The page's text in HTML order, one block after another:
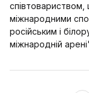
міжнародними
російським і
міжнародній